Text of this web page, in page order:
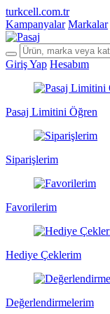
turkcell.com.tr
Kampanyalar Markalar
Giriş Yap Hesabım
Pasaj Limitini Öğren
Siparişlerim
Favorilerim
Hediye Çeklerim
Değerlendirmelerim